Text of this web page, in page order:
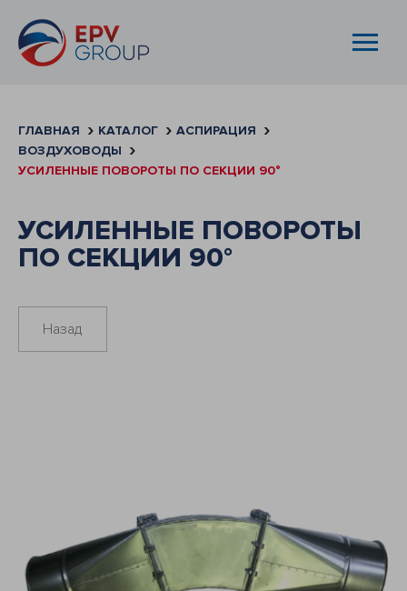
ГЛАВНАЯ КАТАЛОГ
АСПИРАЦИЯ
ВОЗДУХОВОДЫ
УСИЛЕННЫЕ ПОВОРОТЫ ПО СЕКЦИИ 90°
УСИЛЕННЫЕ ПОВОРОТЫ
ПО СЕКЦИИ 90°
Назад